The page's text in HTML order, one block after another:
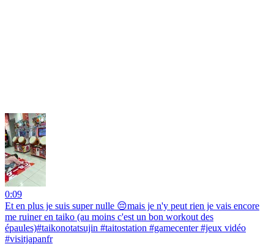
0:09
Et en plus je suis super nulle 😔mais je n'y peut rien je vais encore
me ruiner en taiko (au moins c'est un bon workout des
épaules)#taikonotatsujin #taitostation #gamecenter #jeux vidéo
#visitjapanfr